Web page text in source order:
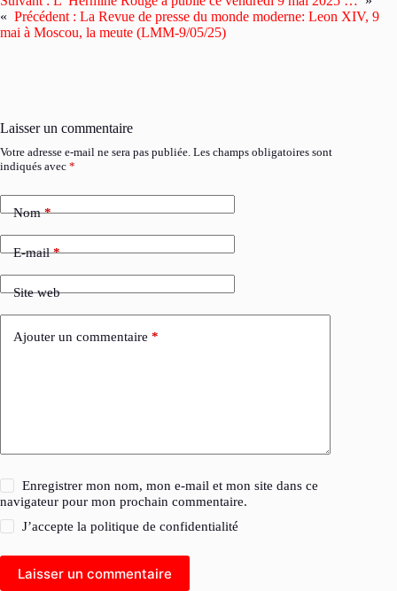
« Précédent : La Revue de presse du monde moderne: Leon XIV, 9
mai à Moscou, la meute (LMM-9/05/25)
Laisser un commentaire
Votre adresse e-mail ne sera pas publiée. Les champs obligatoires sont
indiqués avec *
Nom*
E-mail*
Site web
Ajouter un commentaire *
Enregistrer mon nom, mon e-mail et mon site dans ce
navigateur pour mon prochain commentaire.
J’accepte lapolitique de confidentialité
Laisser un commentaire